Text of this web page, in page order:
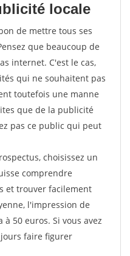
locale
de mettre tous ses
que beaucoup de
internet. C'est le cas,
qui ne souhaitent pas
toutefois une manne
que de la publicité
pas ce public qui peut
choisissez un
comprendre
et trouver facilement
l'impression de
50 euros. Si vous avez
faire figurer